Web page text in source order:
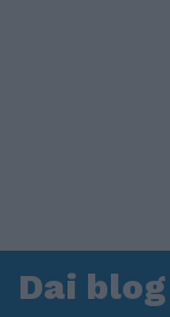
Dai blog